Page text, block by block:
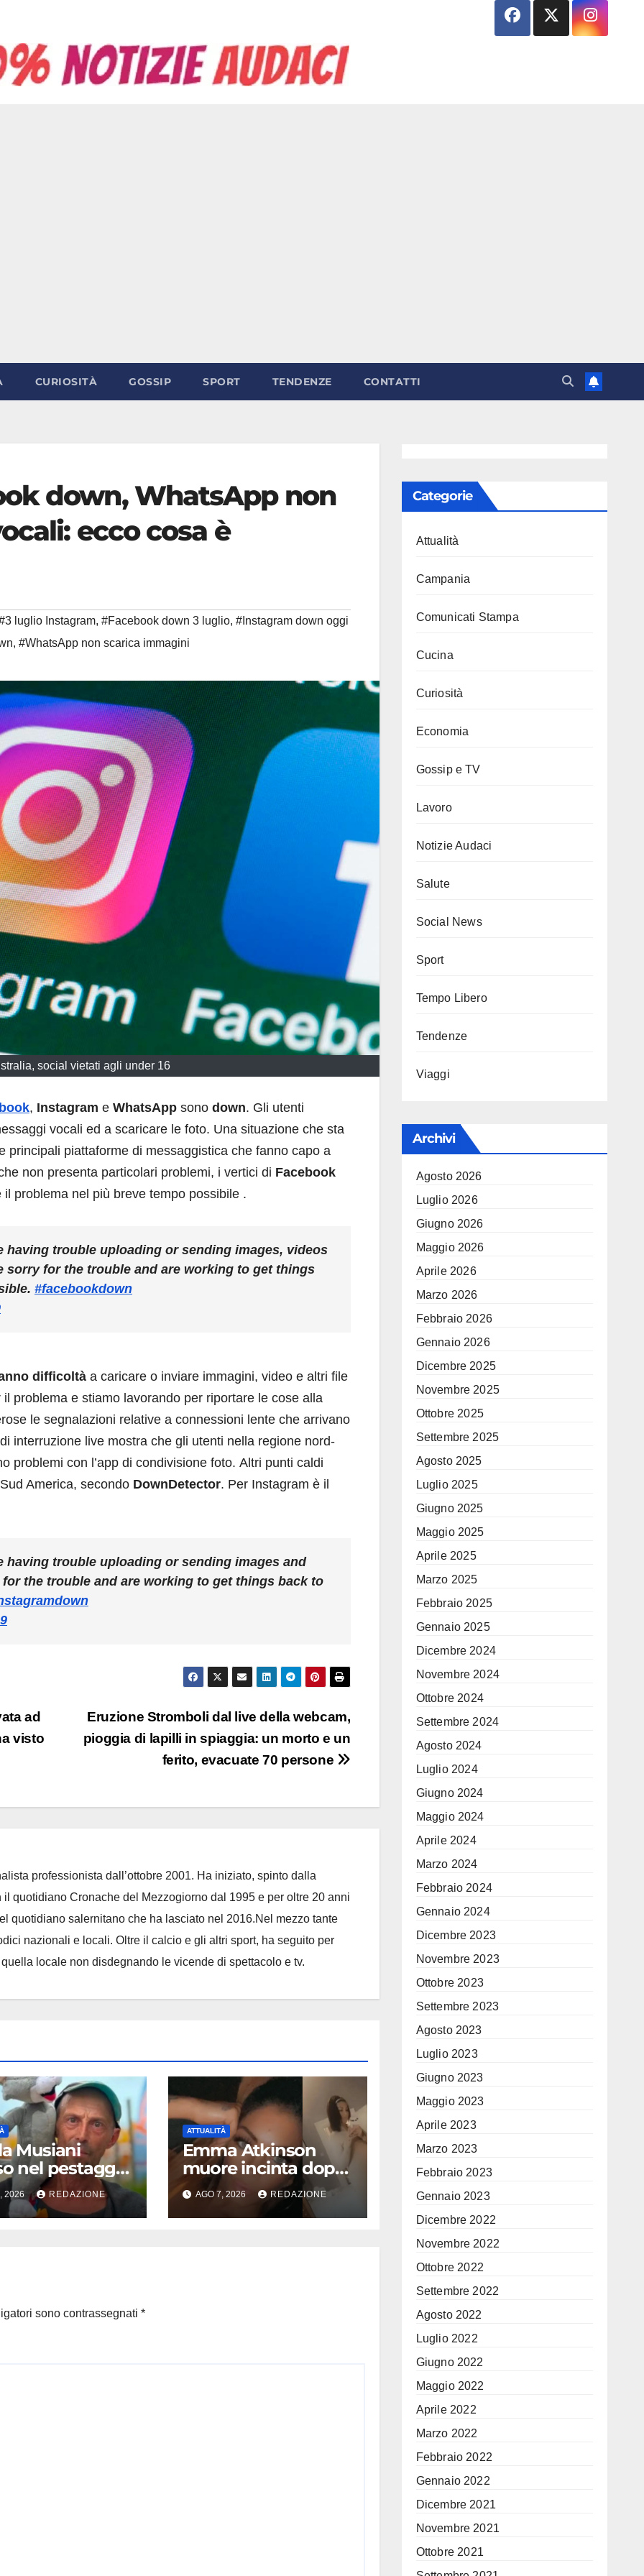
CURIOSITÀ GOSSIP SPORT TENDENZE CONTATTI
down, WhatsApp non
ecco cosa è
luglio Instagram, #Facebook down 3 luglio, #Instagram down oggi
, #WhatsApp non scarica immagini
social vietati agli under 16
, Instagram e WhatsApp sono down. Gli utenti
vocali ed a scaricare le foto. Una situazione che sta
principali piattaforme di messaggistica che fanno capo a
non presenta particolari problemi, i vertici di Facebook
problema nel più breve tempo possibile .
having trouble uploading or sending images, videos
sorry for the trouble and are working to get things
#facebookdown
difficoltà a caricare o inviare immagini, video e altri file
problema e stiamo lavorando per riportare le cose alla
le segnalazioni relative a connessioni lente che arrivano
interruzione live mostra che gli utenti nella regione nord-
problemi con l’app di condivisione foto. Altri punti caldi
America, secondo DownDetector. Per Instagram è il
having trouble uploading or sending images and
for the trouble and are working to get things back to
Eruzione Stromboli dal live della webcam,
pioggia di lapilli in spiaggia: un morto e un
ferito, evacuate 70 persone
ad
visto
professionista dall’ottobre 2001. Ha iniziato, spinto dalla
quotidiano Cronache del Mezzogiorno dal 1995 e per oltre 20 anni
quotidiano salernitano che ha lasciato nel 2016.Nel mezzo tante
nazionali e locali. Oltre il calcio e gli altri sport, ha seguito per
locale non disdegnando le vicende di spettacolo e tv.
Musiani
nel pestaggio
fermati
giovani: la
dopo video,
2026 REDAZIONE
ATTUALITÀ
Emma Atkinson
muore incinta dopo
la caduta dal nono
piano: la figlia nasce
30 minuti dopo e sta
AGO 7, 2026 REDAZIONE
sono contrassegnati *
Categorie
Attualità
Campania
Comunicati Stampa
Cucina
Curiosità
Economia
Gossip e TV
Lavoro
Notizie Audaci
Salute
Social News
Sport
Tempo Libero
Tendenze
Viaggi
Archivi
Agosto 2026
Luglio 2026
Giugno 2026
Maggio 2026
Aprile 2026
Marzo 2026
Febbraio 2026
Gennaio 2026
Dicembre 2025
Novembre 2025
Ottobre 2025
Settembre 2025
Agosto 2025
Luglio 2025
Giugno 2025
Maggio 2025
Aprile 2025
Marzo 2025
Febbraio 2025
Gennaio 2025
Dicembre 2024
Novembre 2024
Ottobre 2024
Settembre 2024
Agosto 2024
Luglio 2024
Giugno 2024
Maggio 2024
Aprile 2024
Marzo 2024
Febbraio 2024
Gennaio 2024
Dicembre 2023
Novembre 2023
Ottobre 2023
Settembre 2023
Agosto 2023
Luglio 2023
Giugno 2023
Maggio 2023
Aprile 2023
Marzo 2023
Febbraio 2023
Gennaio 2023
Dicembre 2022
Novembre 2022
Ottobre 2022
Settembre 2022
Agosto 2022
Luglio 2022
Giugno 2022
Maggio 2022
Aprile 2022
Marzo 2022
Febbraio 2022
Gennaio 2022
Dicembre 2021
Novembre 2021
Ottobre 2021